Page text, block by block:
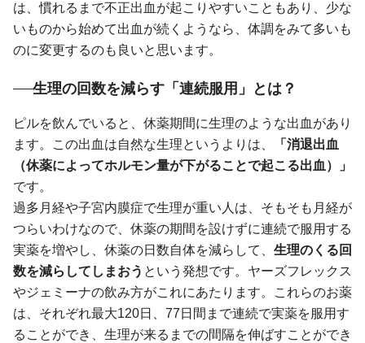
は、慣れるまで不正出血が起こりやすいこともあり、少な
いものから始めて出血が続くようなら、体調をみて多いも
のに変更するのも良いと思います。
生理の回数を減らす「連続服用」とは？
ピルを飲んでいると、休薬期間に生理のような出血があり
ます。この出血は自然な生理というよりは、
「消退出血
（休薬によってホルモン量が下がることで起こる出血）」
です。
過多月経や子宮内膜症で生理が重い人は、そもそも月経が
つらいわけなので、休薬の期間を設けずに連続で服用する
実薬を増やし、休薬の日数自体を減らして、 生理のくる回
数を減らしてしまおう という発想です。ヤーズフレックス
やジェミーナの飲み方がこれにあたります。これらのお薬
は、それぞれ最大120日、77日間まで連続で実薬を服用す
ることができ、生理が来るまでの間隔を伸ばすことができ